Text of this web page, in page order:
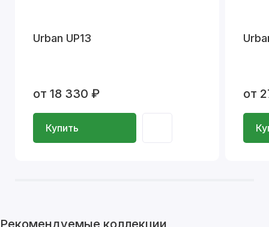
Urban UP13
от 18 330 ₽
Купить
от
Рекомендуемые коллекции